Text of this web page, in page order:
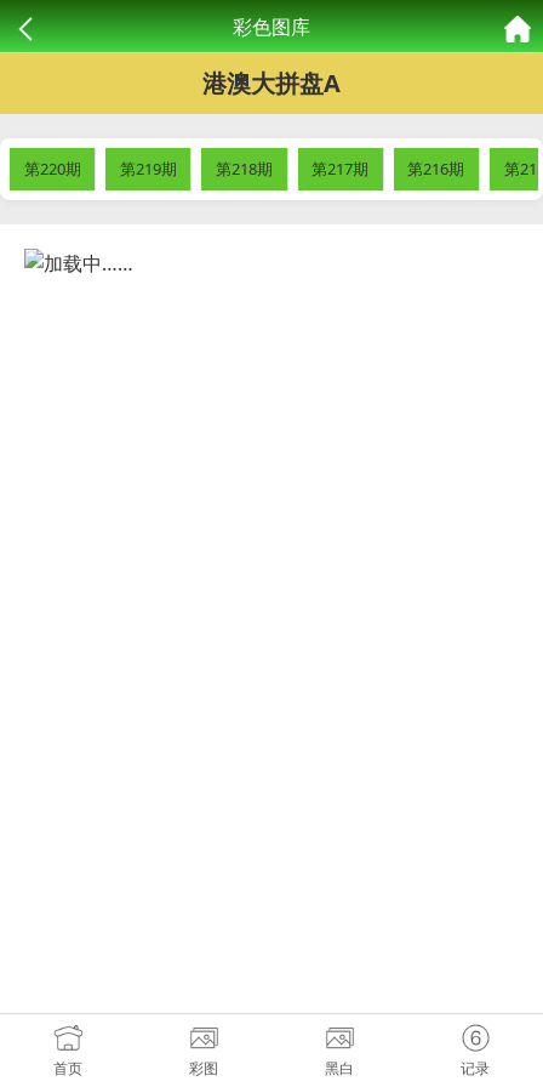
彩色图库
港澳大拼盘A
第220期 第219期 第218期 第217期 第216期 第
首页 彩图 黑白 记录